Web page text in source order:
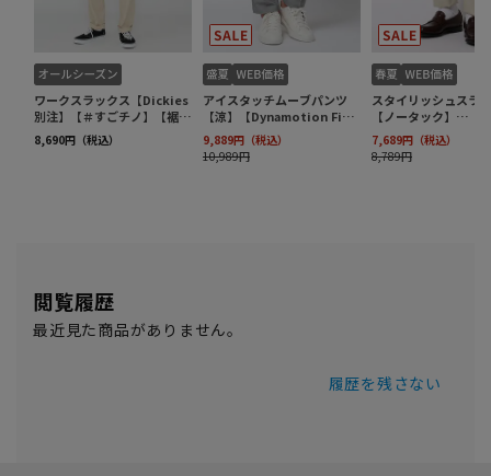
閲覧履歴
最近見た商品がありません。
履歴を残さない